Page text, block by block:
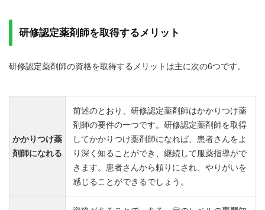
研修認定薬剤師を取得するメリット
研修認定薬剤師の資格を取得するメリットは主に次の6つです。
かかりつけ薬
剤師になれる
前述のとおり、研修認定薬剤師はかかりつけ薬
剤師の要件の一つです。研修認定薬剤師を取得
してかかりつけ薬剤師になれば、患者さんをよ
り深く知ることができ、継続して服薬指導がで
きます。患者さんから頼りにされ、やりがいを
感じることができるでしょう。